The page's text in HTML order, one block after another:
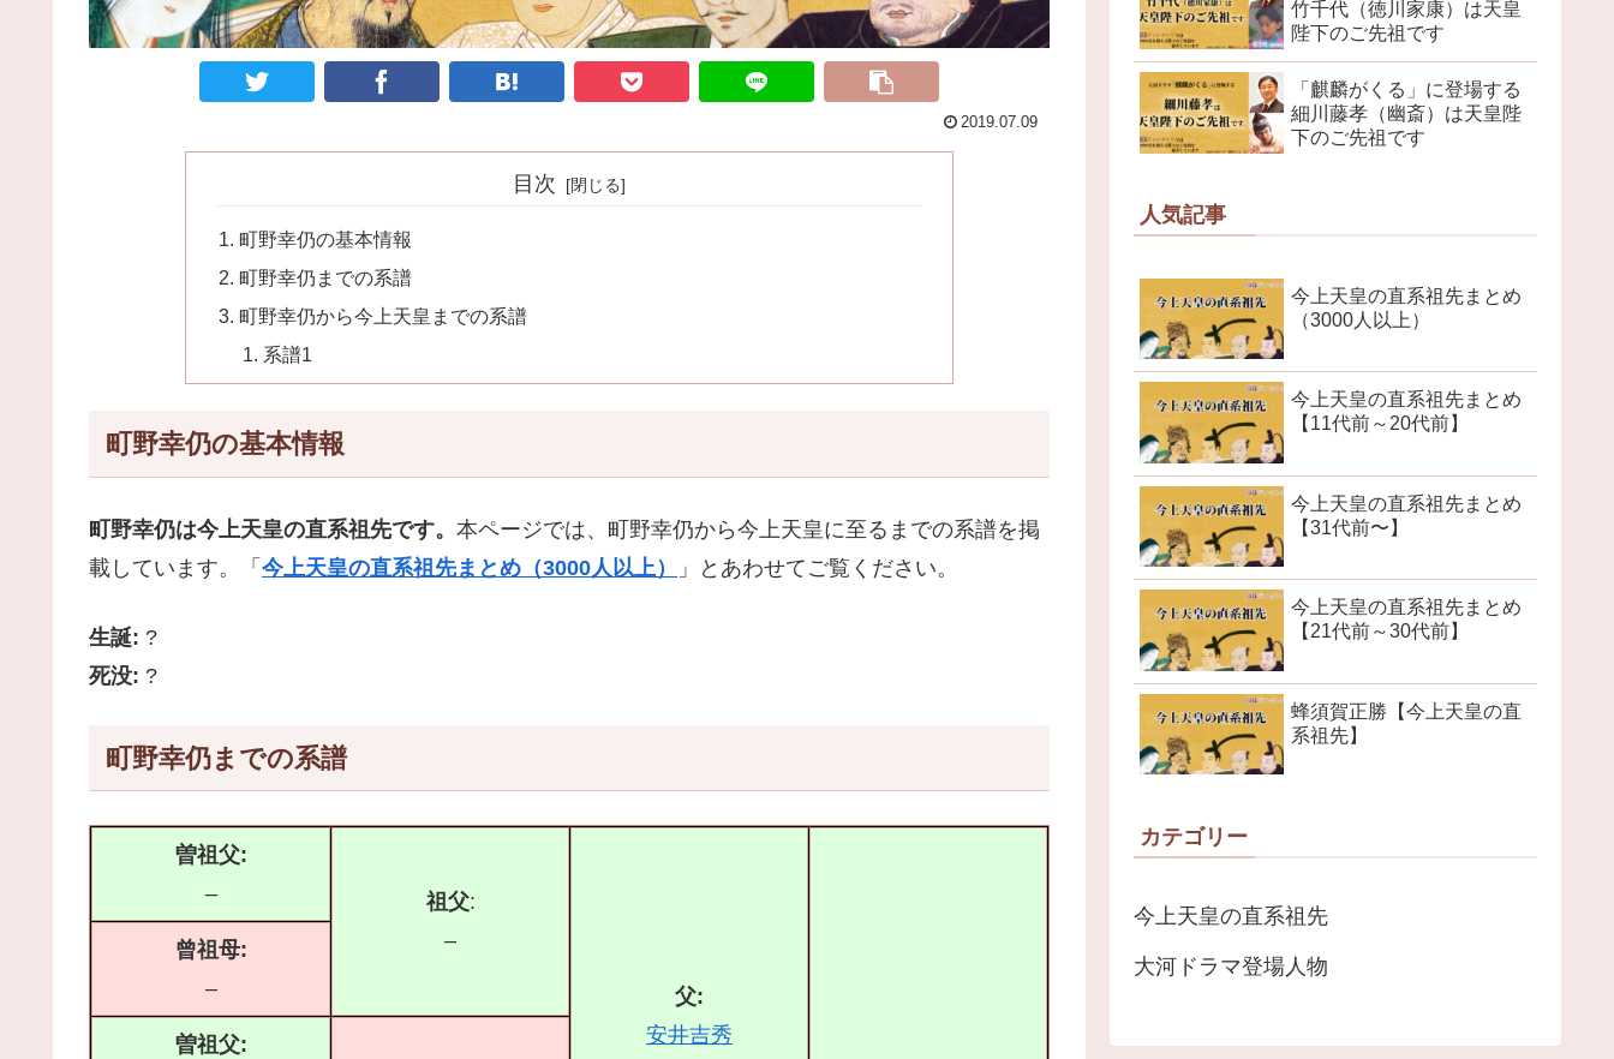
2019.07.09
目次
町野幸仍の基本情報
町野幸仍までの系譜
町野幸仍から今上天皇までの系譜
系譜1
町野幸仍の基本情報
町野幸仍は今上天皇の直系祖先です。 本ページでは、町野幸仍から今上天皇に至るまでの系譜を掲
載しています。「 今上天皇の直系祖先まとめ（3000人以上） 」とあわせてご覧ください。
生誕: ?
死没: ?
町野幸仍までの系譜
曽祖父:
–
祖父:
–
父:
安井吉秀
曾祖母:
–
曽祖父:
竹千代（徳川家康）は天皇
陛下のご先祖です
「麒麟がくる」に登場する
細川藤孝（幽斎）は天皇陛
下のご先祖です
人気記事
今上天皇の直系祖先まとめ
（3000人以上）
今上天皇の直系祖先まとめ
【11代前～20代前】
今上天皇の直系祖先まとめ
【31代前〜】
今上天皇の直系祖先まとめ
【21代前～30代前】
蜂須賀正勝【今上天皇の直
系祖先】
カテゴリー
今上天皇の直系祖先
大河ドラマ登場人物